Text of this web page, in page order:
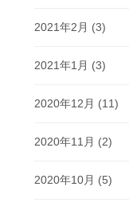
2021年2月 (3)
2021年1月 (3)
2020年12月 (11)
2020年11月 (2)
2020年10月 (5)